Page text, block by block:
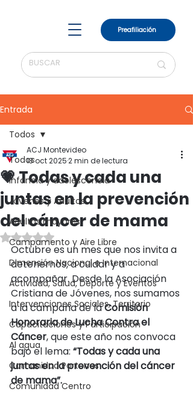
Preafiliación
Entrada
Todos
Infancia y adolescencia
Jóvenes y Adultos
Adultos mayores
Campamento y Aire Libre
Dimensión Nacional e Internacional
Actividad, Salud, Deporte y Eventos
Intervenciones Sociales, Territorio
Capacitaciones y Participación
Al agua
Comunidad Portones
Comunidad Centro
Todos
💗 Todas y cada una
juntas en la prevención
del cáncer de mama
ACJ Montevideo
13 oct 20252 min de lectura
Obtuvo NaN de 5 estrellas.
Octubre es un mes que nos invita a
detenernos, a cuidar y a
acompañar. Desde la Asociación
Cristiana de Jóvenes, nos sumamos
a la campaña de la Comisión
Honoraria de Lucha Contra el
Cáncer, que este año nos convoca
bajo el lema: “Todas y cada una
juntas en la prevención del cáncer
de mama”.